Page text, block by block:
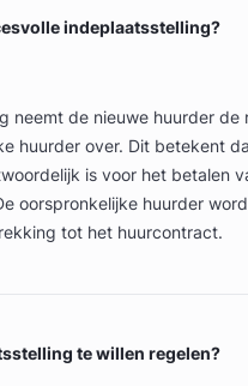
indeplaatsstelling?
neemt de nieuwe huurder de
huurder over. Dit betekent
is voor het betalen
oorspronkelijke huurder
tot het huurcontract.
te willen regelen?